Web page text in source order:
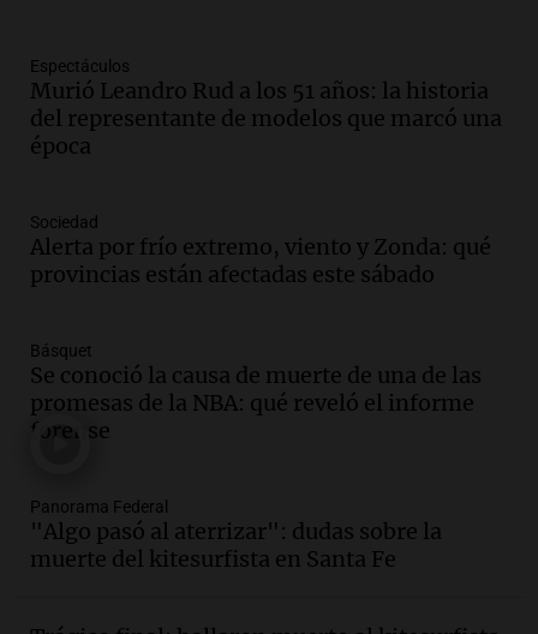
Audio.
"Tres hombres se lo llevaron para
hacerle preguntas y nunca regresó"
Una mañana para todos
Audio.
metros del río Suquía y retiraron hasta
800 kilos de basura por jornada
Audio.La historia de la servilleta que
firmó Jorge Messi para el primer
contrato de Leo con Barcelona
Una mañana para todos
Audio.Joan Gaspart: "Sin Jorge, no sé si
Messi hubiera llegado adonde llegó"
Una mañana para todos
Espectáculos
Murió Leandro Rud a los 51 años: la historia
del representante de modelos que marcó una
época
Sociedad
Alerta por frío extremo, viento y Zonda: qué
provincias están afectadas este sábado
Básquet
Se conoció la causa de muerte de una de las
promesas de la NBA: qué reveló el informe
forense
Panorama Federal
"Algo pasó al aterrizar": dudas sobre la
muerte del kitesurfista en Santa Fe